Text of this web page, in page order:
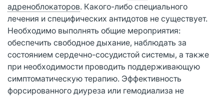
адреноблокаторов. Какого-либо специального
лечения и специфических антидотов не существует.
Необходимо выполнять общие мероприятия:
обеспечить свободное дыхание, наблюдать за
состоянием сердечно-сосудистой системы, а также
при необходимости проводить поддерживающую
симптоматическую терапию. Эффективность
форсированного диуреза или гемодиализа не